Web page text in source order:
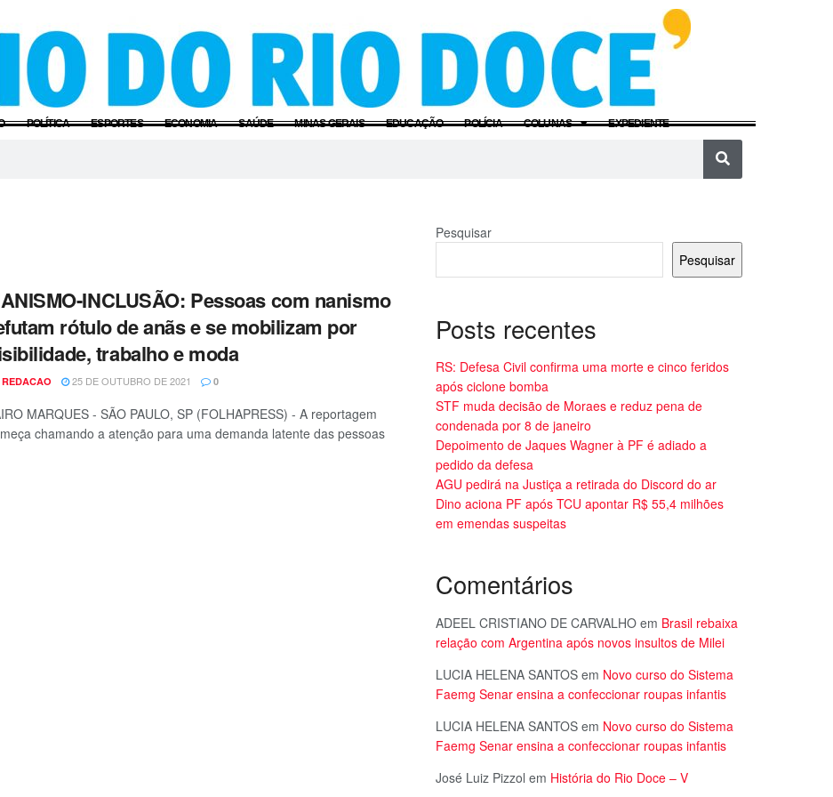
POLÍTICA ESPORTES ECONOMIA SAÚDE MINAS GERAIS EDUCAÇÃO POLÍCIA COLUNAS EXPEDIENTE
INCLUSÃO: Pessoas com nanismo
rótulo de anãs e se mobilizam por
trabalho e moda
REDACAO 25 DE OUTUBRO DE 2021 0
MARQUES - SÃO PAULO, SP (FOLHAPRESS) - A reportagem
chamando a atenção para uma demanda latente das pessoas
Pesquisar
Pesquisar
Posts recentes
RS: Defesa Civil confirma uma morte e cinco feridos
após ciclone bomba
STF muda decisão de Moraes e reduz pena de
condenada por 8 de janeiro
Depoimento de Jaques Wagner à PF é adiado a
pedido da defesa
AGU pedirá na Justiça a retirada do Discord do ar
Dino aciona PF após TCU apontar R$ 55,4 milhões
em emendas suspeitas
Comentários
ADEEL CRISTIANO DE CARVALHO em Brasil rebaixa
relação com Argentina após novos insultos de Milei
LUCIA HELENA SANTOS em Novo curso do Sistema
Faemg Senar ensina a confeccionar roupas infantis
LUCIA HELENA SANTOS em Novo curso do Sistema
Faemg Senar ensina a confeccionar roupas infantis
José Luiz Pizzol em História do Rio Doce – V